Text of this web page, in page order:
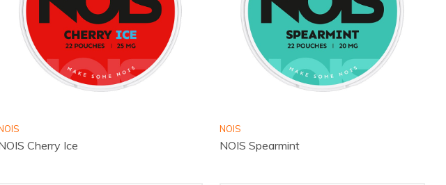
Cherry Ice
NOIS
NOIS Spearmint